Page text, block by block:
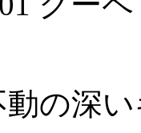
動の深